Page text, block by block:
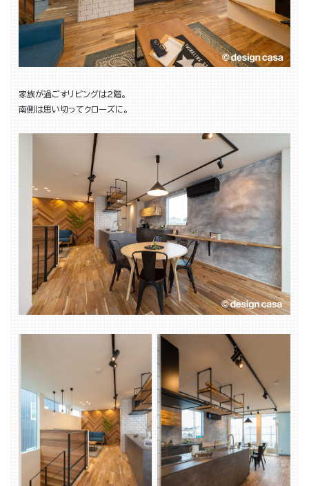
家族が過ごすリビングは2階。
南側は思い切ってクローズに。